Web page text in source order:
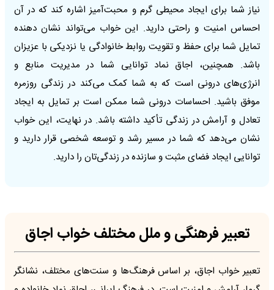
نیاز شما برای ایجاد محیطی گرم و محبت‌آمیز اشاره کند که در آن
احساس امنیت و راحتی دارید. این خواب می‌تواند نشان دهنده
تمایل شما برای حفظ و تقویت روابط خانوادگی یا نزدیکی با عزیزان
باشد. همچنین، اجاق نماد توانایی شما در مدیریت منابع و
انرژی‌های درونی است که به شما کمک می‌کند در زندگی روزمره
موفق باشید. احساسات درونی شما ممکن است بر تمایل به ایجاد
تعادل و آرامش در زندگی تأکید داشته باشد. در نهایت، این خواب
نشان می‌دهد که شما در مسیر رشد و توسعه شخصی قرار دارید و
توانایی ایجاد فضای مثبت و سازنده در زندگی‌تان را دارید.
تعبیر فرهنگی و ملل مختلف خواب اجاق
تعبیر خواب اجاق، بر اساس فرهنگ‌ها و سنت‌های مختلف، نشانگر